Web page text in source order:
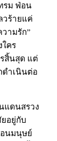
รม ฟ่อน
วร้ายแค่
ามรัก”
คร
สิ้นสุด แต่
ดำเนินต่อ
แดนสรวง
ยอยู่กับ
อนมนุษย์